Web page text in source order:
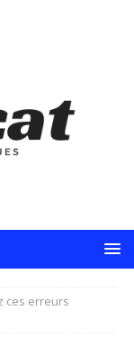
ces erreurs